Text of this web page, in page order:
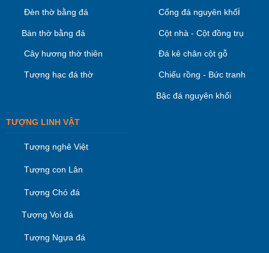
Đèn thờ bằng đá
Bàn thờ bằng đá
Cây hương thờ thiên
Tượng hạc đá thờ
Cổng đá nguyên khối
Cột nhà - Cột đồng trụ
Đá kê chân cột gỗ
Chiếu rồng - Bức tranh
Bậc đá nguyên khối
TƯỢNG LINH VẬT
Tượng nghê Việt
Tượng con Lân
Tượng Chó đá
Tượng Voi đá
Tượng Ngựa đá